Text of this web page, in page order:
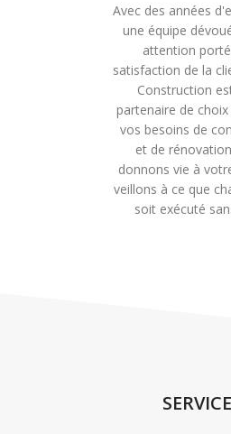
Avec des années
une équipe
attention
satisfaction de la
Construction
partenaire de
vos besoins de
et de
donnons vie à
veillons à ce que
soit exécuté